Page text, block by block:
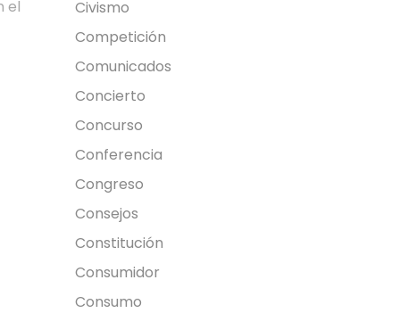
el
Civismo
Competición
Comunicados
Concierto
Concurso
Conferencia
Congreso
Consejos
Constitución
Consumidor
Consumo